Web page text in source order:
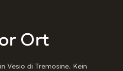
Ort
Vesio di Tremosine. Kein